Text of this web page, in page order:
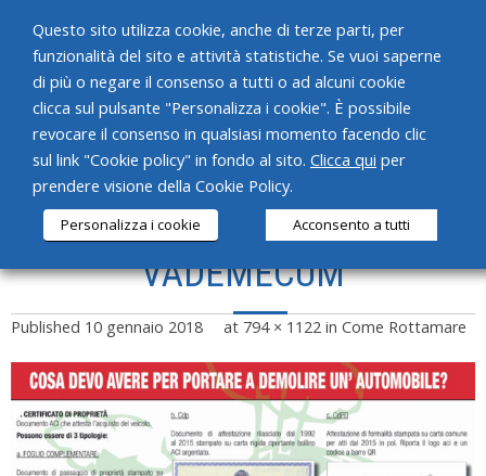
HOME
CHI SIAMO
SERVIZI
CONTATTI
VADEMECUM
Published 10 gennaio 2018 at 794 × 1122 in Come Rottamare
Questo sito utilizza cookie, anche di terze parti, per
funzionalità del sito e attività statistiche. Se vuoi saperne
di più o negare il consenso a tutti o ad alcuni cookie
clicca sul pulsante "Personalizza i cookie". È possibile
revocare il consenso in qualsiasi momento facendo clic
sul link "Cookie policy" in fondo al sito. Clicca qui per
prendere visione della Cookie Policy.
Personalizza i cookie Acconsento a tutti